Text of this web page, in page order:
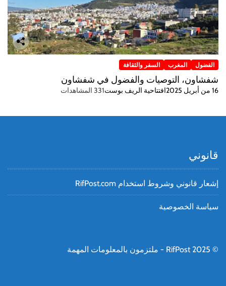
الفضول المغرب السفر والثقافة
شفشاون، التوصيات والفضول في شفشاون
16 من أبريل 2025 افتتاحية الريف بوست331 المشاهدات
قانوني
إشعار قانوني وشروط استخدام RifPost.com
سياسة الخصوصية
© RifPost 2025 - ملتزمون بالمعلومات المهمة